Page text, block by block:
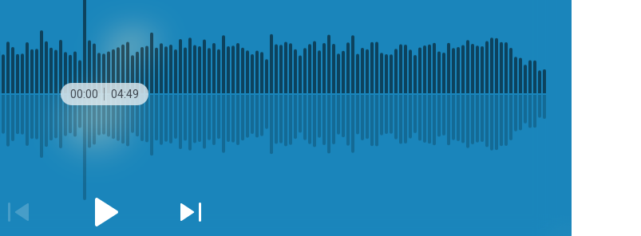
00:00 04:49